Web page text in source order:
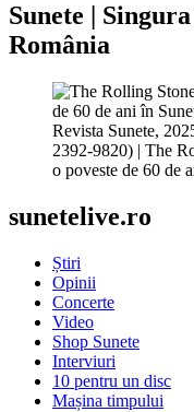
Sunete |
România
Revista Sunete,
2392-9820) | The
o poveste de 60 de
sunetelive.ro
Știri
Opinii
Concerte
Video
Shop Sunete
Interviuri
10 pentru un disc
Mașina timpului